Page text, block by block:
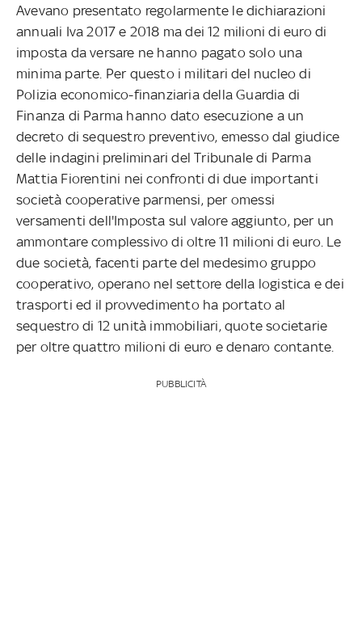
Avevano presentato regolarmente le dichiarazioni
annuali Iva 2017 e 2018 ma dei 12 milioni di euro di
imposta da versare ne hanno pagato solo una
minima parte. Per questo i militari del nucleo di
Polizia economico-finanziaria della Guardia di
Finanza di Parma hanno dato esecuzione a un
decreto di sequestro preventivo, emesso dal giudice
delle indagini preliminari del Tribunale di Parma
Mattia Fiorentini nei confronti di due importanti
società cooperative parmensi, per omessi
versamenti dell'Imposta sul valore aggiunto, per un
ammontare complessivo di oltre 11 milioni di euro. Le
due società, facenti parte del medesimo gruppo
cooperativo, operano nel settore della logistica e dei
trasporti ed il provvedimento ha portato al
sequestro di 12 unità immobiliari, quote societarie
per oltre quattro milioni di euro e denaro contante.
PUBBLICITÀ